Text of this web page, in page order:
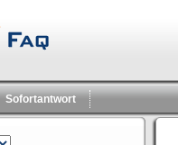
Sofortantwort